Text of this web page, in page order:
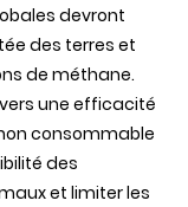
devront
des terres et
de méthane.
une efficacité
consommable
des
et limiter les